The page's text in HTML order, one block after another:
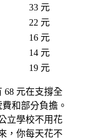
33 元
22 元
16 元
14 元
19 元
68 元在支撐全
和部分負擔。
立學校不用花
，你每天花不